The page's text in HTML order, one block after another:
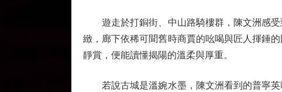
遊走於打銅街、中山路騎樓群，陳文洲感受
緻，廊下依稀可聞舊時商賈的吆喝與匠人揮錘
靜賞，便能讀懂揭陽的溫柔與厚重。
若說古城是溫婉水墨，陳文洲看到的普寧英